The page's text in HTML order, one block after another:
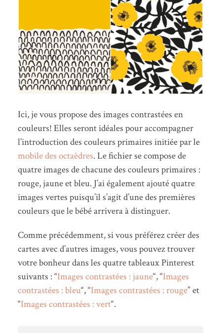
Ici, je vous propose des images contrastées en
couleurs! Elles seront idéales pour accompagner
l’introduction des couleurs primaires initiée par le
mobile des octaèdres. Le fichier se compose de
quatre images de chacune des couleurs primaires :
rouge, jaune et bleu. J’ai également ajouté quatre
images vertes puisqu’il s’agit d’une des premières
couleurs que le bébé arrivera à distinguer.
Comme précédemment, si vous préférez créer des
cartes avec d’autres images, vous pouvez trouver
votre bonheur dans les quatre tableaux Pinterest
suivants : “Images contrastées : jaune“, “Images
contrastées : bleu“, “Images contrastées : rouge” et
“Images contrastées : vert“.